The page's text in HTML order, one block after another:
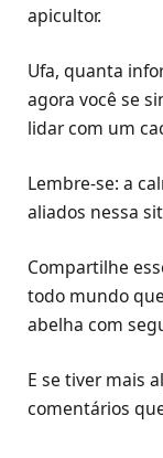
apicultor.
Ufa, quanta
agora você se
lidar com um
Lembre-se: a
aliados nessa
Compartilhe
todo mundo
abelha com
E se tiver mais
comentários